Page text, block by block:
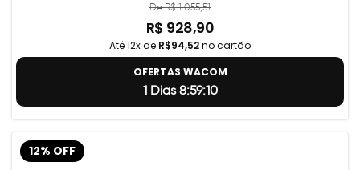
De R$ 1.055,51
R$ 928,90
Até 12x de R$94,52no cartão
OFERTAS WACOM
1 Dias 8:59:9
12% OFF